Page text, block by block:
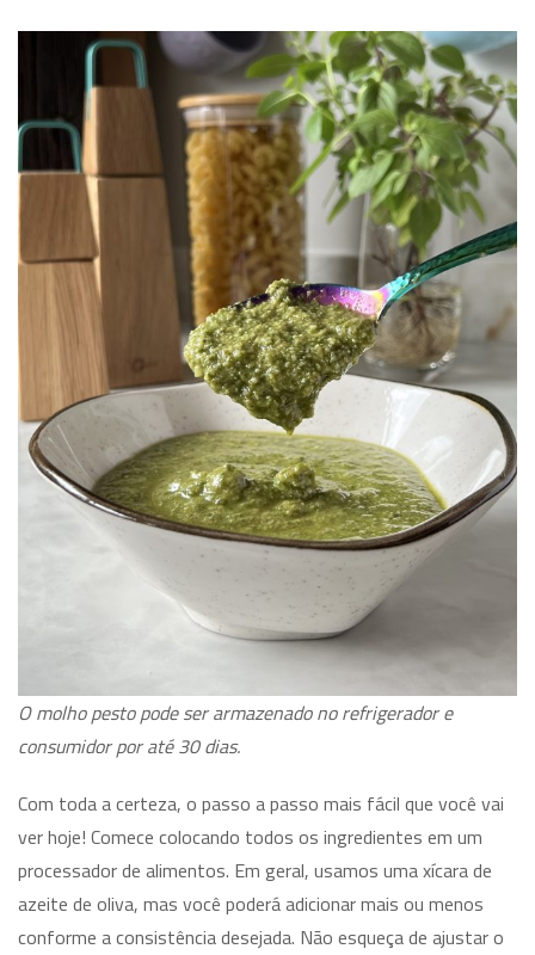
O molho pesto pode ser armazenado no refrigerador e
consumidor por até 30 dias.
Com toda a certeza, o passo a passo mais fácil que você vai
ver hoje! Comece colocando todos os ingredientes em um
processador de alimentos. Em geral, usamos uma xícara de
azeite de oliva, mas você poderá adicionar mais ou menos
conforme a consistência desejada. Não esqueça de ajustar o